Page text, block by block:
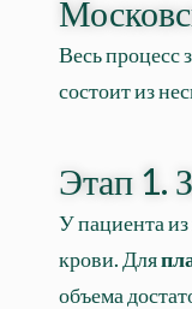
Весь процесс
состоит из
Этап 1.
У пациента
крови. Для
объема